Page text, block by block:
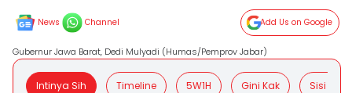
News Channel Add Us on Google
Gubernur Jawa Barat, Dedi Mulyadi (Humas/Pemprov Jabar)
Intinya Sih Timeline 5W1H Gini Kak Sisi